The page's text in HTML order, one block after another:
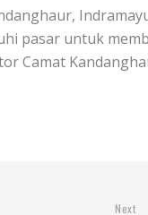
pasar untuk
Camat
Next